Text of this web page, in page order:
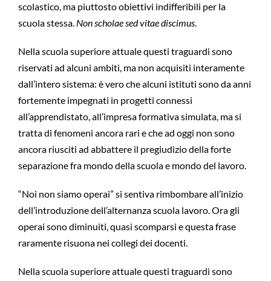
scolastico, ma piuttosto obiettivi indifferibili per la
scuola stessa. Non scholae sed vitae discimus.
Nella scuola superiore attuale questi traguardi sono
riservati ad alcuni ambiti, ma non acquisiti interamente
dall’intero sistema: è vero che alcuni istituti sono da anni
fortemente impegnati in progetti connessi
all’apprendistato, all’impresa formativa simulata, ma si
tratta di fenomeni ancora rari e che ad oggi non sono
ancora riusciti ad abbattere il pregiudizio della forte
separazione fra mondo della scuola e mondo del lavoro.
“Noi non siamo operai” si sentiva rimbombare all’inizio
dell’introduzione dell’alternanza scuola lavoro. Ora gli
operai sono diminuiti, quasi scomparsi e questa frase
raramente risuona nei collegi dei docenti.
Nella scuola superiore attuale questi traguardi sono